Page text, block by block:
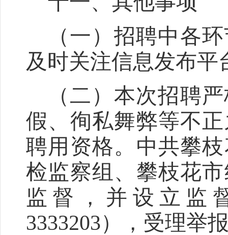
（一）招聘中各
及时关注信息发布
（二）本次招聘
假、徇私舞弊等不
聘用资格。中共攀
检监察组、 攀枝花
监督，并设立监
3333203），受理举